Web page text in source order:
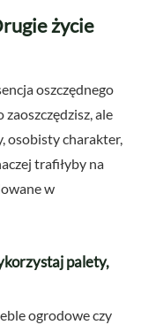
życie
oszczędnego
ale
osobisty charakter,
trafiłyby na
w
palety,
ogrodowe czy